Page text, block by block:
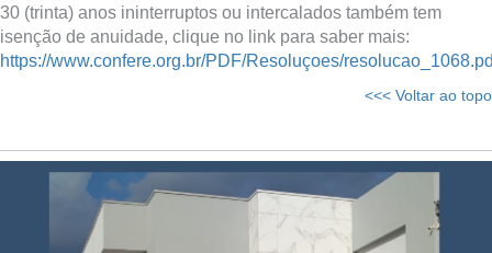
30 (trinta) anos ininterruptos ou intercalados também tem
isenção de anuidade, clique no link para saber mais:
https://www.confere.org.br/PDF/Resoluçoes/
<<< Voltar ao topo